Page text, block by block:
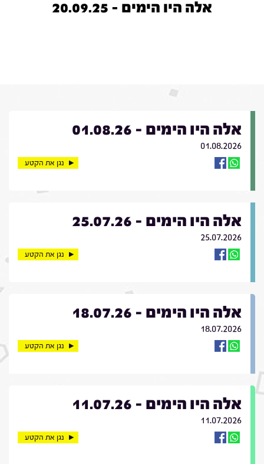
אלה היו הימים - 20.09.25
אלה היו הימים - 01.08.26
01.08.2026
נגן את הקטע
אלה היו הימים - 25.07.26
25.07.2026
נגן את הקטע
אלה היו הימים - 18.07.26
18.07.2026
נגן את הקטע
אלה היו הימים - 11.07.26
11.07.2026
נגן את הקטע